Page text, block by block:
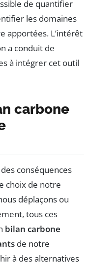
de quantifier
les domaines
apportées. L’intérêt
a conduit de
à intégrer cet outil
carbone
conséquences
choix de notre
déplaçons ou
tous ces
bilan carbone
de notre
à des alternatives